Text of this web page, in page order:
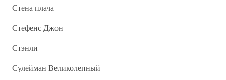
Стена плача
Стефенс Джон
Стэнли
Сулейман Великолепный